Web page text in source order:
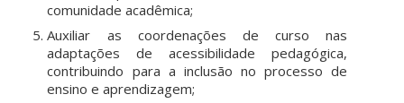
comunidade acadêmica;
Auxiliar as coordenações de curso nas
adaptações de acessibilidade pedagógica,
contribuindo para a inclusão no processo de
ensino e aprendizagem;